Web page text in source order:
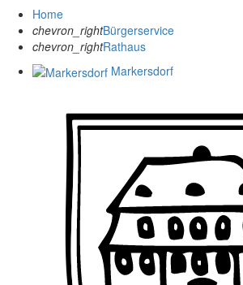
Home
chevron_rightBürgerservice
chevron_rightRathaus
Markersdorf